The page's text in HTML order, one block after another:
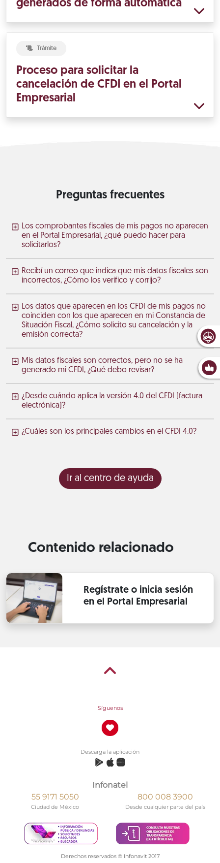
generados de forma automática
Trámite
Proceso para solicitar la
cancelación de CFDI en el Portal
Empresarial
Preguntas frecuentes
Los comprobantes fiscales de mis pagos no aparecen
en el Portal Empresarial, ¿qué puedo hacer para
solicitarlos?
Recibí un correo que indica que mis datos fiscales son
incorrectos, ¿Cómo los verifico y corrijo?
Los datos que aparecen en los CFDI de mis pagos no
coinciden con los que aparecen en mi Constancia de
Situación Fiscal, ¿Cómo solicito su cancelación y la
emisión correcta?
Mis datos fiscales son correctos, pero no se ha
generado mi CFDI, ¿Qué debo revisar?
¿Desde cuándo aplica la versión 4.0 del CFDI (factura
electrónica)?
¿Cuáles son los principales cambios en el CFDI 4.0?
Ir al centro de ayuda
Contenido relacionado
Regístrate o inicia sesión
en el Portal Empresarial
Síguenos
Descarga la aplicación
Infonatel
55 9171 5050
Ciudad de México
800 008 3900
Desde cualquier parte del país
Derechos reservados © Infonavit 2017